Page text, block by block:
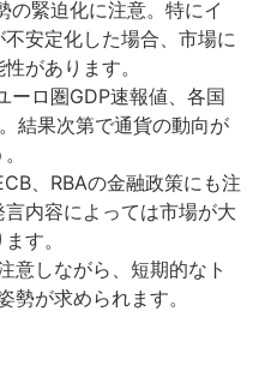
の緊迫化に注意。特にイ
安定化した場合、市場に
があります。
ーロ圏GDP速報値、各国
結果次第で通貨の動向が
、RBAの金融政策にも注
内容によっては市場が大
す。
意しながら、短期的なト
勢が求められます。